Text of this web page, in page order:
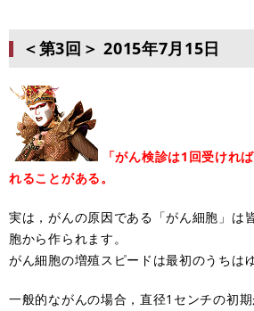
＜第3回＞ 2015年7月15日
「がん検診は1回受けれ
れることがある。
実は，がんの原因である「がん細胞」は
胞から作られます。
がん細胞の増殖スピードは最初のうちは
一般的ながんの場合，直径1センチの初